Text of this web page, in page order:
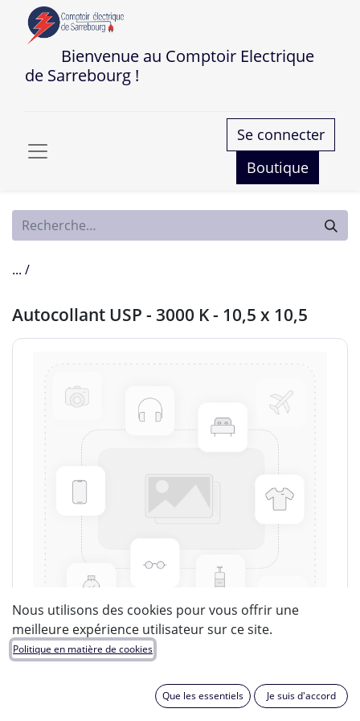
Bienvenue au Comptoir Electrique
de Sarrebourg !
Se connecter
Boutique
... /
Autocollant USP - 3000 K - 10,5 x 10,5
Nous utilisons des cookies pour vous offrir une
meilleure expérience utilisateur sur ce site.
Politique en matière de cookies
Que les essentiels Je suis d'accord